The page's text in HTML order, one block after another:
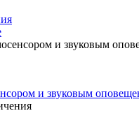
и звуковым